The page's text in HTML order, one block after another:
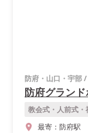
防府・山口・宇部/
防府グラン
教会式・人前式・
最寄： 防府駅